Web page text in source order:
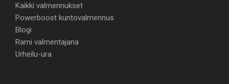
Kaikki valmennukset
Powerboost kuntovalmennus
Blogi
Rami valmentajana
Urheilu-ura